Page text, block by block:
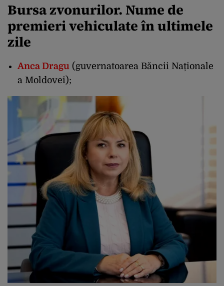
Bursa zvonurilor. Nume de
premieri vehiculate în ultimele
zile
Anca Dragu (guvernatoarea Băncii Naționale
a Moldovei);